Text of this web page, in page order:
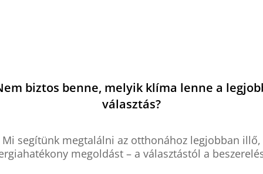
biztos benne, melyik klíma lenne a
választás?
Mi segítünk megtalálni az otthonához legjobban illő,
megoldást – a választástól a